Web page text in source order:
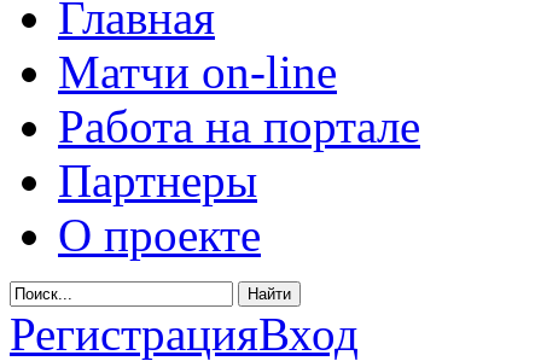
Главная
Матчи on-line
Работа на портале
Партнеры
О проекте
РегистрацияВход